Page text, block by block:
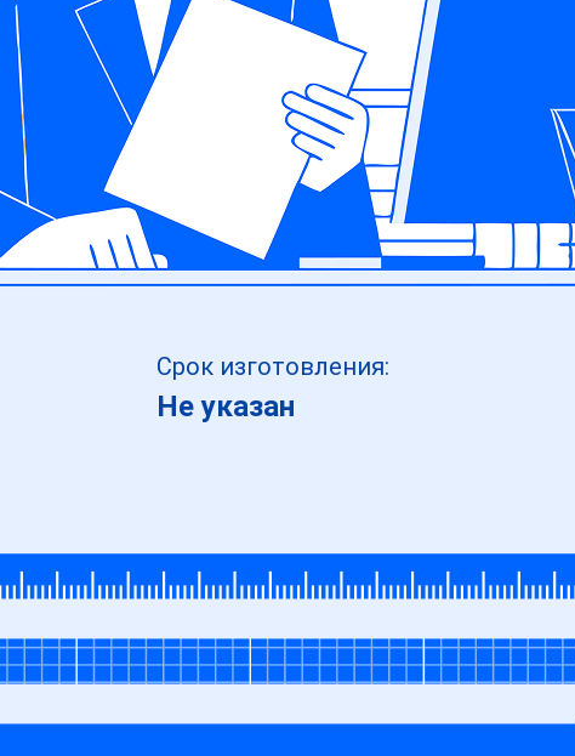
Срок изготовления:
Не указан